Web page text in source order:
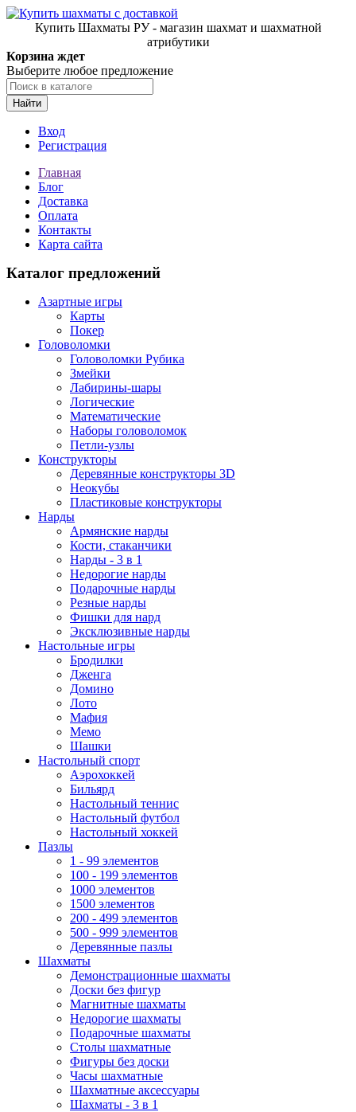
Купить Шахматы РУ - магазин шахмат и шахматной
атрибутики
Корзина ждет
Выберите любое предложение
Найти
Вход
Регистрация
Главная
Блог
Доставка
Оплата
Контакты
Карта сайта
Каталог предложений
Азартные игры
Карты
Покер
Головоломки
Головоломки Рубика
Змейки
Лабирины-шары
Логические
Математические
Наборы головоломок
Петли-узлы
Конструкторы
Деревянные конструкторы 3D
Неокубы
Пластиковые конструкторы
Нарды
Армянские нарды
Кости, стаканчики
Нарды - 3 в 1
Недорогие нарды
Подарочные нарды
Резные нарды
Фишки для нард
Эксклюзивные нарды
Настольные игры
Бродилки
Дженга
Домино
Лото
Мафия
Мемо
Шашки
Настольный спорт
Аэрохоккей
Бильярд
Настольный теннис
Настольный футбол
Настольный хоккей
Пазлы
1 - 99 элементов
100 - 199 элементов
1000 элементов
1500 элементов
200 - 499 элементов
500 - 999 элементов
Деревянные пазлы
Шахматы
Демонстрационные шахматы
Доски без фигур
Магнитные шахматы
Недорогие шахматы
Подарочные шахматы
Столы шахматные
Фигуры без доски
Часы шахматные
Шахматные аксессуары
Шахматы - 3 в 1